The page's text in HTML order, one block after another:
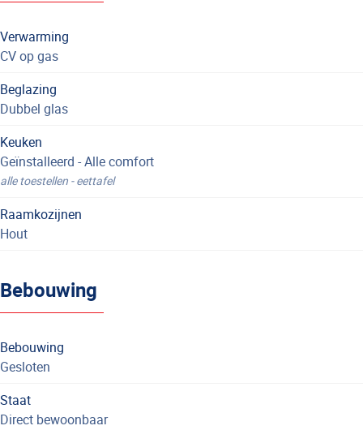
Verwarming
CV op gas
Beglazing
Dubbel glas
Keuken
Geïnstalleerd - Alle comfort
alle toestellen - eettafel
Raamkozijnen
Hout
Bebouwing
Bebouwing
Gesloten
Staat
Direct bewoonbaar